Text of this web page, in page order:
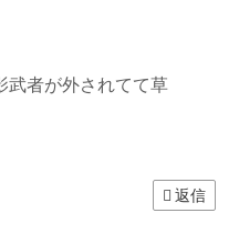
武者が外されてて草
返信